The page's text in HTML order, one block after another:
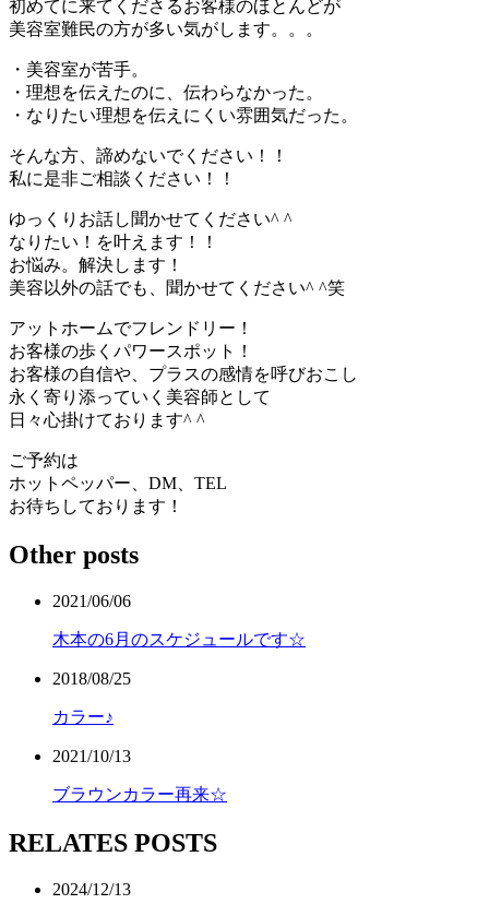
初めてに来てくださるお客様のほとんどが
美容室難民の方が多い気がします。。。
・美容室が苦手。
・理想を伝えたのに、伝わらなかった。
・なりたい理想を伝えにくい雰囲気だった。
そんな方、諦めないでください！！
私に是非ご相談ください！！
ゆっくりお話し聞かせてください^ ^
なりたい！を叶えます！！
お悩み。解決します！
美容以外の話でも、聞かせてください^ ^笑
アットホームでフレンドリー！
お客様の歩くパワースポット！
お客様の自信や、プラスの感情を呼びおこし
永く寄り添っていく美容師として
日々心掛けております^ ^
ご予約は
ホットペッパー、DM、TEL
お待ちしております！
Other posts
2021/06/06
木本の6月のスケジュールです☆
2018/08/25
カラー♪
2021/10/13
ブラウンカラー再来☆
RELATES POSTS
2024/12/13